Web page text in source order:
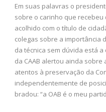
Em suas palavras o
sobre o carinho que
acolhido com o título de
colegas sobre a importância
da técnica sem dúvida está
da CAAB alertou ainda
atentos à preservação da
independentemente de
bradou: “a OAB é o meu